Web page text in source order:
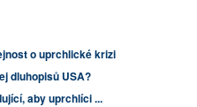
o uprchlické krizi
dluhopisů USA?
aby uprchlíci ...